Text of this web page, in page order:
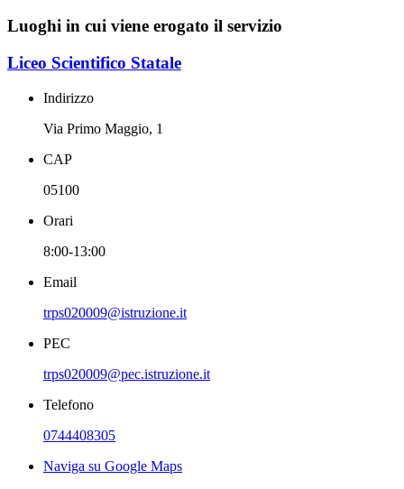
Luoghi in cui viene erogato il servizio
Liceo Scientifico Statale
Indirizzo
Via Primo Maggio, 1
CAP
05100
Orari
8:00-13:00
Email
trps020009@istruzione.it
PEC
trps020009@pec.istruzione.it
Telefono
0744408305
Naviga su Google Maps